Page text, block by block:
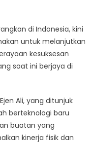
di Indonesia, kini
untuk melanjutkan
kesuksesan
saat ini berjaya di
Ali, yang ditunjuk
berteknologi baru
buatan yang
kinerja fisik dan